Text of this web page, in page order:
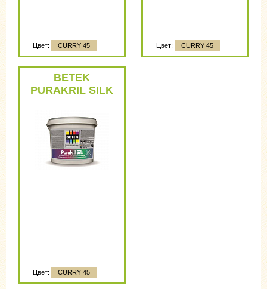
Цвет: CURRY 45 Цвет: CURRY 45
BETEK
PURAKRIL SILK
Цвет: CURRY 45
Цвет: CURRY 45